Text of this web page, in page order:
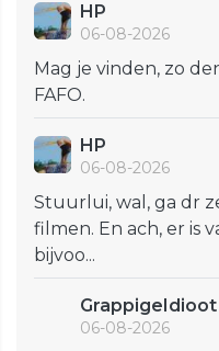
HP
06-08-2026
Mag je vinden, zo
FAFO.
HP
06-08-2026
Stuurlui, wal, ga dr
filmen. En ach, er is
bijvoo...
GrappigeIdioot
06-08-2026